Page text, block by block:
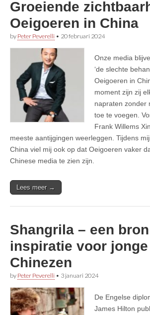
Groeiende
Oeigoeren in China
by Peter Peverelli • 20 februari 2024
Onze media
‘de slechte
Oeigoeren in
moment zijn zij
napraten zonder
toe te voegen.
Frank Willems
meeste aantijgingen weerleggen. Tijdens
China viel mij ook op dat Oeigoeren vaker
Chinese media te zien zijn.
Lees meer →
Shangrila – een
inspiratie voor jonge
Chinezen
by Peter Peverelli • 3 januari 2024
De Engelse
James Hilton